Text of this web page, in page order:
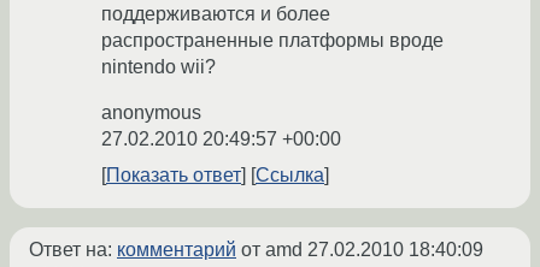
поддерживаются и более
распространенные платформы вроде
nintendo wii?
anonymous
27.02.2010 20:49:57 +00:00
Показать ответ
Ссылка
Ответ на: комментарий от amd 27.02.2010 18:40:09